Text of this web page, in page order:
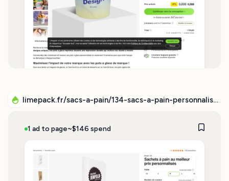
limepack.fr/sacs-a-pain/134-sacs-a-pain-personnalises.html
1 ad to page~$146 spend